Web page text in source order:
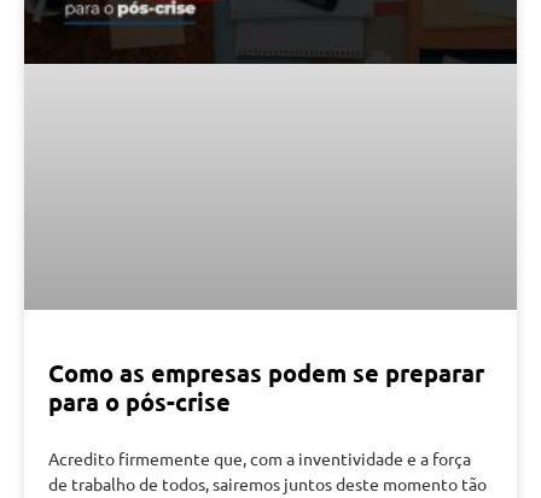
Como as empresas podem se preparar
para o pós-crise
Acredito firmemente que, com a inventividade e a força
de trabalho de todos, sairemos juntos deste momento tão